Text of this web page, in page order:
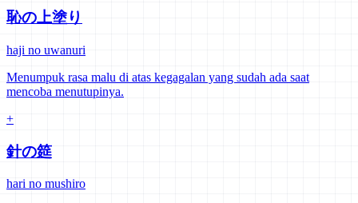
恥の上塗り
haji no uwanuri
Menumpuk rasa malu di atas kegagalan yang sudah ada saat
mencoba menutupinya.
+
針の筵
hari no mushiro